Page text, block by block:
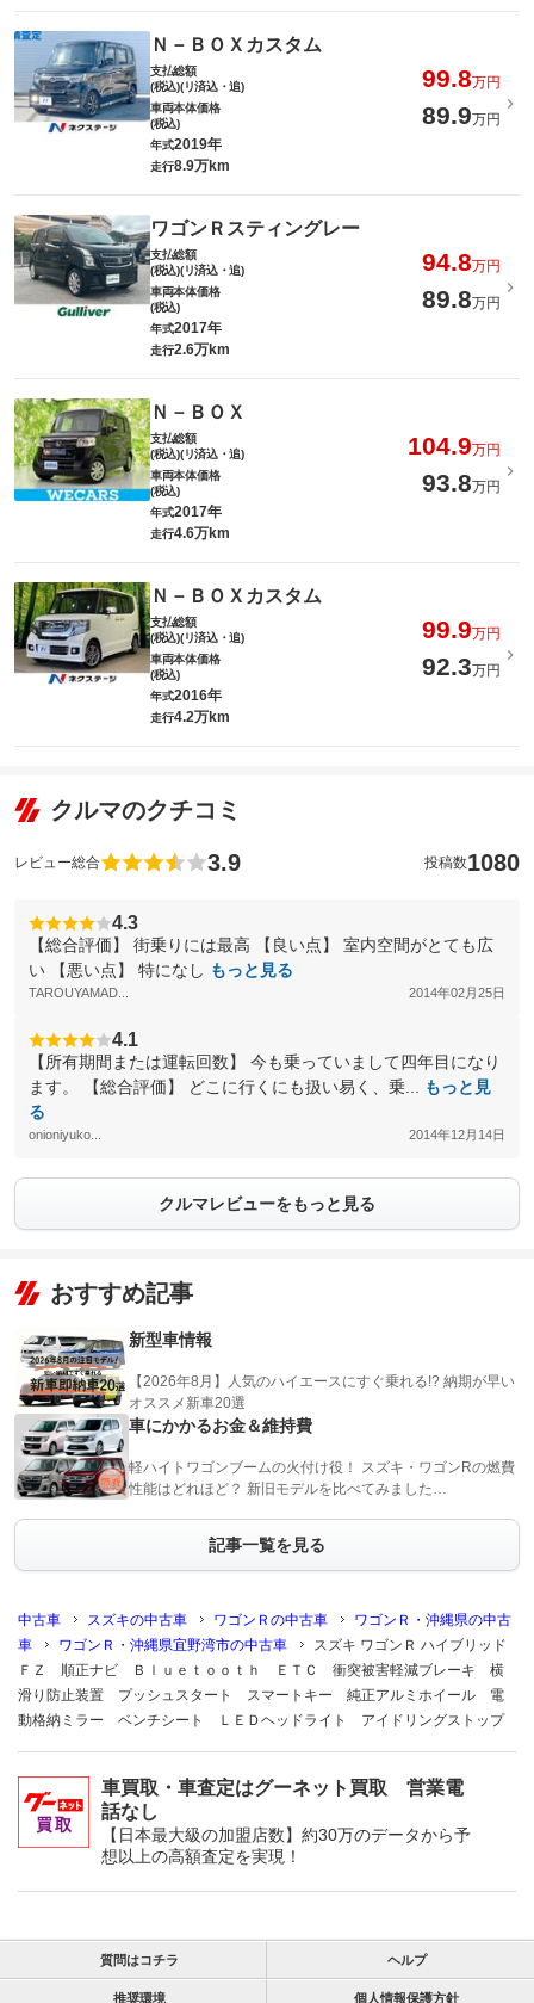
Ｎ－ＢＯＸカスタム
支払総額
(税込)(リ済込・追)
99.8万円
車両本体価格
(税込)
89.9万円
年式2019年
走行8.9万km
ワゴンＲスティングレー
支払総額
(税込)(リ済込・追)
94.8万円
車両本体価格
(税込)
89.8万円
年式2017年
走行2.6万km
Ｎ－ＢＯＸ
支払総額
(税込)(リ済込・追)
104.9万円
車両本体価格
(税込)
93.8万円
年式2017年
走行4.6万km
Ｎ－ＢＯＸカスタム
支払総額
(税込)(リ済込・追)
99.9万円
車両本体価格
(税込)
92.3万円
年式2016年
走行4.2万km
クルマのクチコミ
レビュー総合 3.9 投稿数1080
4.3
【総合評価】 街乗りには最高 【良い点】 室内空間がとても広
い 【悪い点】 特になし もっと見る
TAROUYAMAD... 2014年02月25日
4.1
【所有期間または運転回数】 今も乗っていまして四年目になり
ます。 【総合評価】 どこに行くにも扱い易く、乗...
もっと見
る
onioniyuko... 2014年12月14日
クルマレビューをもっと見る
おすすめ記事
新型車情報
【2026年8月】人気のハイエースにすぐ乗れる!? 納期が早い
オススメ新車20選
車にかかるお金＆維持費
軽ハイトワゴンブームの火付け役！ スズキ・ワゴンRの燃費
性能はどれほど？ 新旧モデルを比べてみました…
記事一覧を見る
中古車 スズキの中古車 ワゴンＲの中古車
ワゴンＲ・沖縄県の中古
車
ワゴンＲ・沖縄県宜野湾市の中古車
スズキ ワゴンＲ ハイブリッド
ＦＺ 順正ナビ Ｂｌｕｅｔｏｏｔｈ ＥＴＣ 衝突被害軽減ブレーキ 横
滑り防止装置 プッシュスタート スマートキー 純正アルミホイール 電
動格納ミラー ベンチシート ＬＥＤヘッドライト アイドリングストップ
車買取・車査定はグーネット買取 営業電
話なし
【日本最大級の加盟店数】約30万のデータから予
想以上の高額査定を実現！
質問はコチラ ヘルプ
推奨環境 個人情報保護方針